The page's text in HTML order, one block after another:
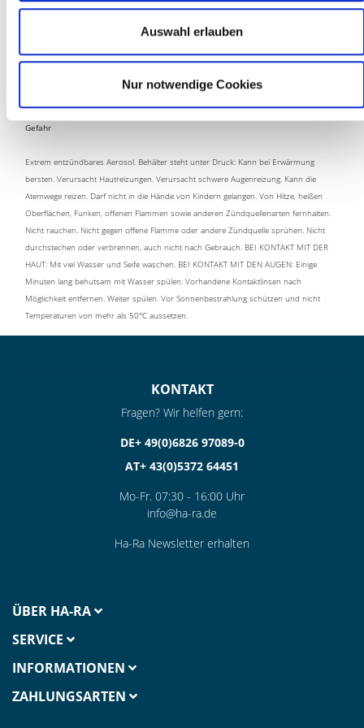
Auswahl erlauben
Nur notwendige Cookies
Gefahr
Extrem entzündbares Aerosol. Behälter steht unter Druck: Kann bei Erwärmung
bersten. Verursacht Hautreizungen. Verursacht schwere Augenreizung. Kann die
Atemwege reizen. Darf nicht in die Hände von Kindern gelangen. Von Hitze, heißen
Oberflächen, Funken, offenen Flammen sowie anderen Zündquellenarten fernhalten.
Nicht rauchen. Nicht gegen offene Flamme oder andere Zündquelle sprühen. Nicht
durchstechen oder verbrennen, auch nicht nach Gebrauch. BEI KONTAKT MIT DER
HAUT: Mit viel Wasser und Seife waschen. BEI KONTAKT MIT DEN AUGEN: Einige
Minuten lang behutsam mit Wasser spülen. Vorhandene Kontaktlinsen nach
Möglichkeit entfernen. Weiter spülen. Vor Sonnenbestrahlung schützen und nicht
Temperaturen von mehr als 50°C aussetzen.
KONTAKT
Fragen? Wir helfen gern:
DE+ 49(0)6826 97089-0
AT+ 43(0)5372 64451
Mo-Fr. 07:30 - 16:00 Uhr
info@ha-ra.de
Ha-Ra Newsletter erhalten
ÜBER HA-RA
SERVICE
INFORMATIONEN
ZAHLUNGSARTEN